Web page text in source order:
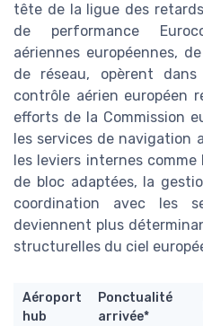
tête de la ligue des
de performance
aériennes européennes,
de réseau, opèrent
contrôle aérien européen
efforts de la Commission
les services de navigation
les leviers internes
de bloc adaptées, la
coordination avec les
deviennent plus
structurelles du ciel
Aéroport
hub
Ponctualité
arrivée*